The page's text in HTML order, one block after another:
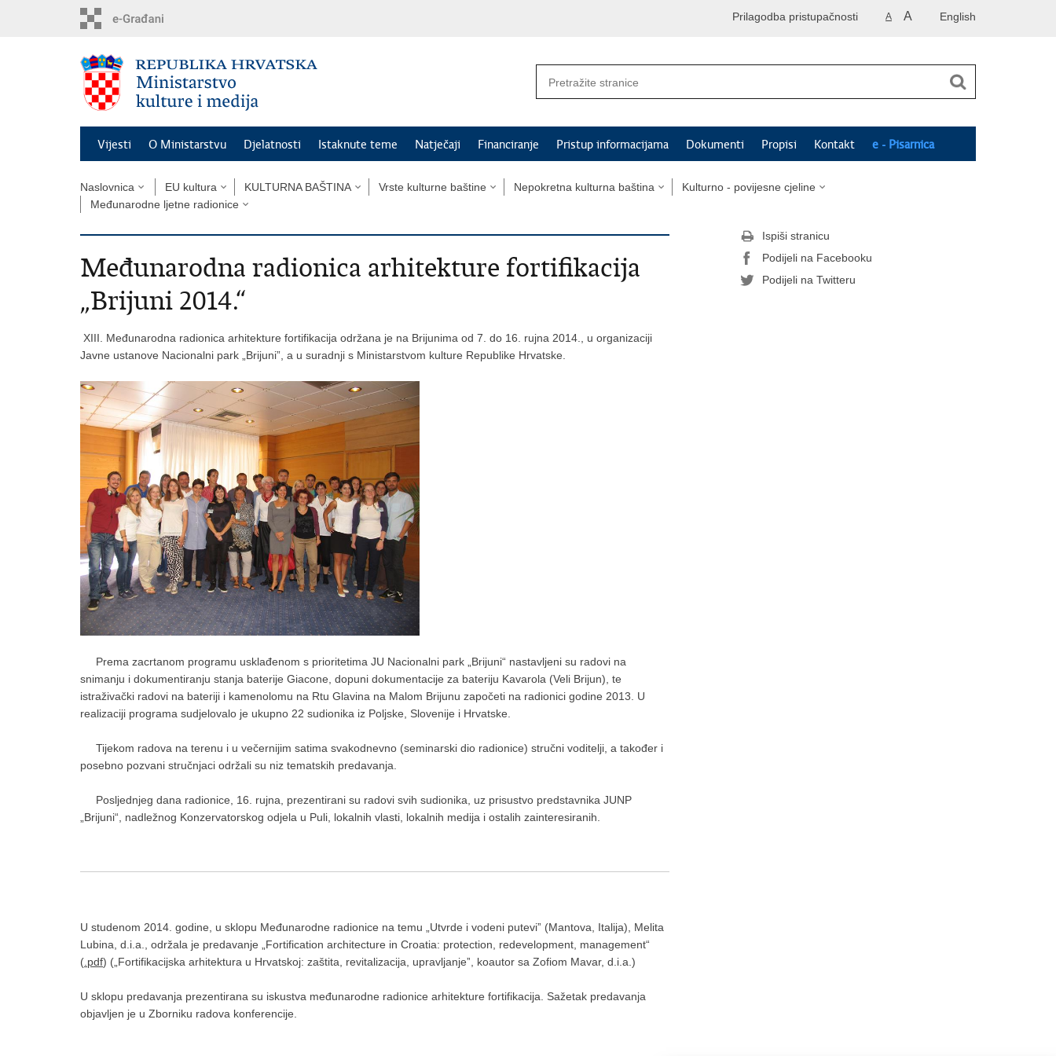
English
A A
Prilagodba pristupačnosti
Vijesti O Ministarstvu Djelatnosti Istaknute teme Natječaji Financiranje Pristup informacijama Dokumenti Propisi Kontakt e - Pisarnica
Naslovnica EU kultura KULTURNA BAŠTINA Vrste kulturne baštine Nepokretna kulturna baština
Kulturno - povijesne cjeline
Međunarodne ljetne radionice
Međunarodna radionica arhitekture fortifikacija
„Brijuni 2014.“
XIII. Međunarodna radionica arhitekture fortifikacija održana je na Brijunima od 7. do 16. rujna 2014., u organizaciji
Javne ustanove Nacionalni park „Brijuni”, a u suradnji s Ministarstvom kulture Republike Hrvatske.
Prema zacrtanom programu usklađenom s prioritetima JU Nacionalni park „Brijuni“ nastavljeni su radovi na
snimanju i dokumentiranju stanja baterije Giacone, dopuni dokumentacije za bateriju Kavarola (Veli Brijun), te
istraživački radovi na bateriji i kamenolomu na Rtu Glavina na Malom Brijunu započeti na radionici godine 2013. U
realizaciji programa sudjelovalo je ukupno 22 sudionika iz Poljske, Slovenije i Hrvatske.
Tijekom radova na terenu i u večernijim satima svakodnevno (seminarski dio radionice) stručni voditelji, a također i
posebno pozvani stručnjaci održali su niz tematskih predavanja.
Posljednjeg dana radionice, 16. rujna, prezentirani su radovi svih sudionika, uz prisustvo predstavnika JUNP
„Brijuni“, nadležnog Konzervatorskog odjela u Puli, lokalnih vlasti, lokalnih medija i ostalih zainteresiranih.
U studenom 2014. godine, u sklopu Međunarodne radionice na temu „Utvrde i vodeni puteviˮ (Mantova, Italija), Melita
Lubina, d.i.a., održala je predavanje „Fortification architecture in Croatia: protection, redevelopment, management“
( .pdf) („Fortifikacijska arhitektura u Hrvatskoj: zaštita, revitalizacija, upravljanjeˮ, koautor sa Zofiom Mavar, d.i.a.)
U sklopu predavanja prezentirana su iskustva međunarodne radionice arhitekture fortifikacija. Sažetak predavanja
objavljen je u Zborniku radova konferencije.
Ispiši stranicu
Podijeli na Facebooku
Podijeli na Twitteru